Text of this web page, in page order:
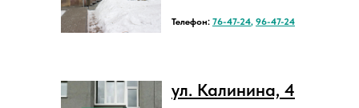
Телефон: 76-47-24, 96-47-24
ул. Калинина, 4